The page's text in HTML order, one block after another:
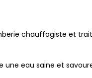
chauffagiste et
une eau saine et